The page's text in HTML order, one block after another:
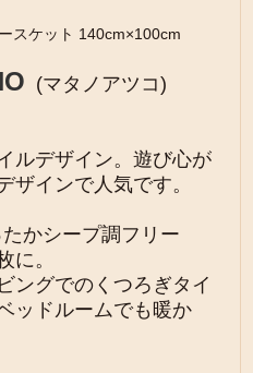
スケット 140cm×100cm
(マタノアツコ)
ルデザイン。遊び心が
ザインで人気です。
かシープ調フリー
に。
ングでのくつろぎタイ
ッドルームでも暖か